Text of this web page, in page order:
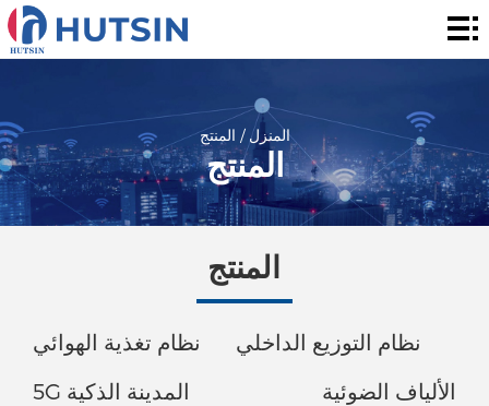
المنزل
حول
الحل
الأخبار
المنزل / المنتج
المنتج
المنتج
نظام تغذية الهوائي
نظام التوزيع الداخلي
5G المدينة الذكية
الألياف الضوئية